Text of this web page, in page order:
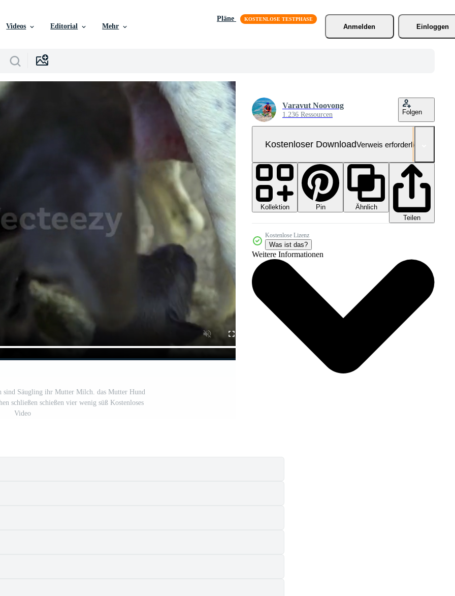
Videos Editorial Mehr
Pläne
Anmelden
Einloggen
sind Säugling ihr Mutter Milch. das Mutter Hund
schließen schießen vier wenig süß Kostenloses
Video
Varavut Noovong
1.236 Ressourcen Folgen
Kostenloser DownloadVerweis erforderlich
Kollektion Pin
Ähnlich
Teilen
Kostenlose Lizenz
Was ist das?
Weitere Informationen